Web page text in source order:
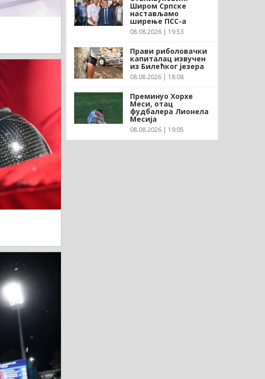
Широм Српске
настављамо
ширење ПСС-а
08.08.2026 | 19:53
Прави риболовачки
капиталац извучен
из Билећког језера
08.08.2026 | 18:08
Преминуо Хорхе
Меси, отац
фудбалера Лионела
Месија
08.08.2026 | 19:05